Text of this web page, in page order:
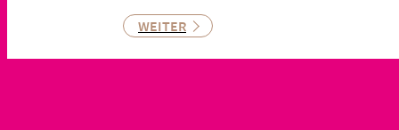
WEITER